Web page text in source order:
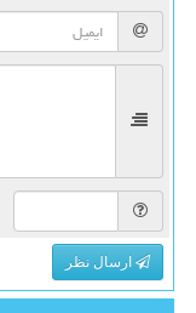
ارسال نظر